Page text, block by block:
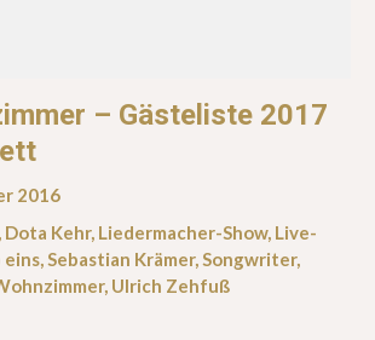
– Gästeliste 2017
2016
, Dota Kehr, Liedermacher-Show, Live-
eins,Sebastian Krämer,Songwriter,
, Ulrich Zehfuß